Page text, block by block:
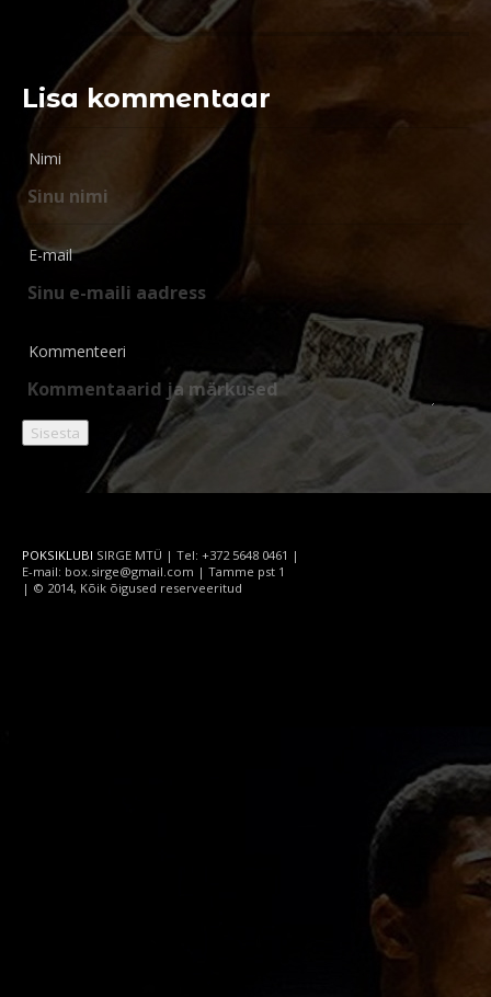
Lisa kommentaar
Nimi
E-mail
Kommenteeri
POKSIKLUBI SIRGE MTÜ | Tel: +372 5648 0461 |
E-mail: box.sirge@gmail.com | Tamme pst 1
| © 2014, Kõik õigused reserveeritud